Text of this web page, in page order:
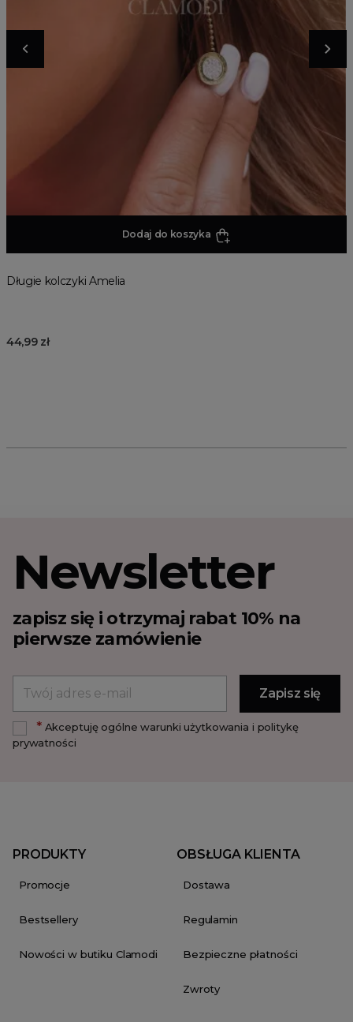
Dodaj do koszyka
Długie kolczyki Amelia
44,99 zł
Newsletter
zapisz się i otrzymaj rabat 10% na
pierwsze zamówienie
*Akceptuję ogólne warunki użytkowania i politykę
prywatności
PRODUKTY
Promocje
Bestsellery
Nowości w butiku Clamodi
OBSŁUGA KLIENTA
Dostawa
Regulamin
Bezpieczne płatności
Zwroty